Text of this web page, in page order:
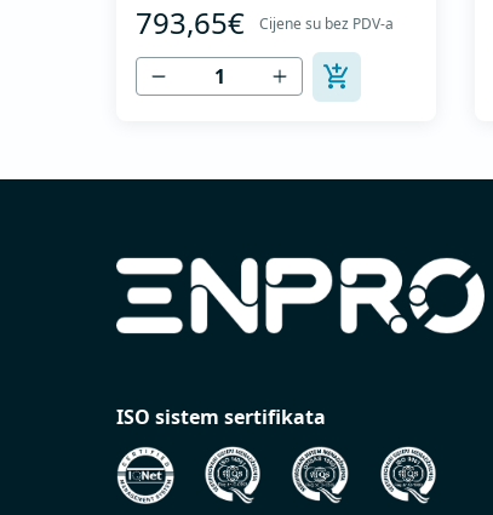
vertikalnim izduvavanjem - Motor
van struje vazduha - Maksimalan
protok vazduha: do 1.720 m3/h -
Za kontinualan rad sa
793,65€ Cijene su bez PDV-a
ISO sistem sertifikata